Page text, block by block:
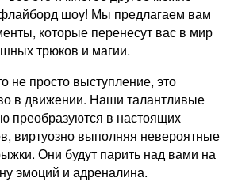
шоу! Мы предлагаем вам
которые перенесут вас в мир
трюков и магии.
не просто выступление, это
в движении. Наши талантливые
преобразуются в настоящих
виртуозно выполняя невероятные
Они будут парить над вами на
эмоций и адреналина.